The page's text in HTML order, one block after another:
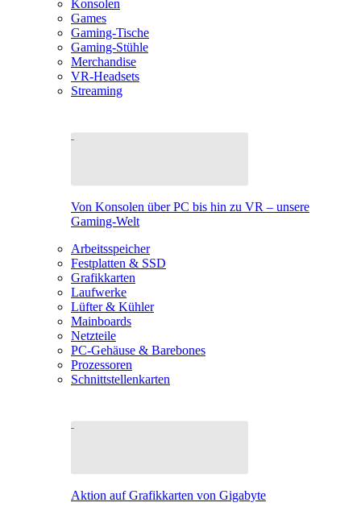
Konsolen
Games
Gaming-Tische
Gaming-Stühle
Merchandise
VR-Headsets
Streaming
Von Konsolen über PC bis hin zu VR – unsere
Gaming-Welt
Arbeitsspeicher
Festplatten & SSD
Grafikkarten
Laufwerke
Lüfter & Kühler
Mainboards
Netzteile
PC-Gehäuse & Barebones
Prozessoren
Schnittstellenkarten
Aktion auf Grafikkarten von Gigabyte